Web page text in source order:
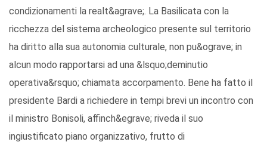
condizionamenti la realt&agrave;. La Basilicata con la
ricchezza del sistema archeologico presente sul territorio
ha diritto alla sua autonomia culturale, non pu&ograve; in
alcun modo rapportarsi ad una &lsquo;deminutio
operativa&rsquo; chiamata accorpamento. Bene ha fatto il
presidente Bardi a richiedere in tempi brevi un incontro con
il ministro Bonisoli, affinch&egrave; riveda il suo
ingiustificato piano organizzativo, frutto di